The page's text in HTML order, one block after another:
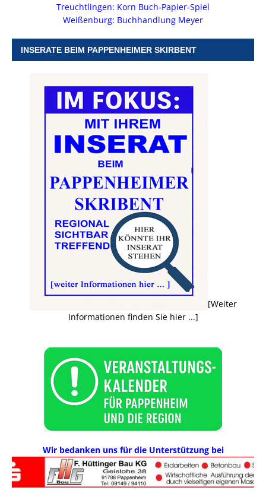
Treuchtlingen: Korn Buch-Papier-Spiel
Weißenburg: Buchhandlung Meyer
INSERATE BEIM PAPPENHEIMER SKIRBENT
[Weiter
Informationen finden Sie hier ...]
Wir bedanken uns für die Unterstützung bei